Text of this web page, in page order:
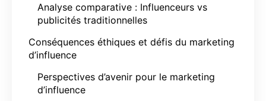
Analyse comparative : Influenceurs vs
publicités traditionnelles
Conséquences éthiques et défis du marketing
d’influence
Perspectives d’avenir pour le marketing
d’influence